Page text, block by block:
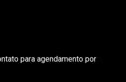
para agendamento por